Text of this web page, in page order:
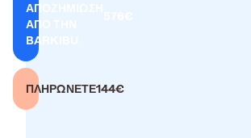
ΑΠΟΖΗΜΙΩΣΗ
ΑΠΟ ΤΗΝ
BARKIBU
ΠΛΗΡΩΝΕΤΕ144€